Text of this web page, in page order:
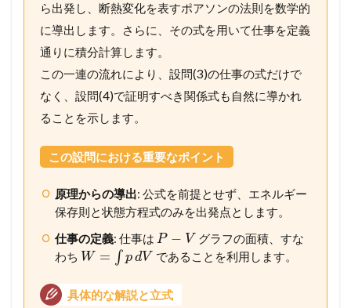
ら出発し、断熱変化を表すポアソンの法則を数学的
に導出します。さらに、その式を用いて仕事を定義
通りに積分計算します。
この一連の流れにより、設問(3)の仕事の式だけで
なく、設問(4)で証明すべき関係式も自然に導かれ
ることを示します。
この設問における重要なポイント
原理からの導出: 公式を前提とせず、エネルギー
保存則と状態方程式のみを出発点とします。
仕事の定義: 仕事は P − V グラフの面積、すな
わち W = ∫ pdV であることを利用します。
具体的な解説と立式